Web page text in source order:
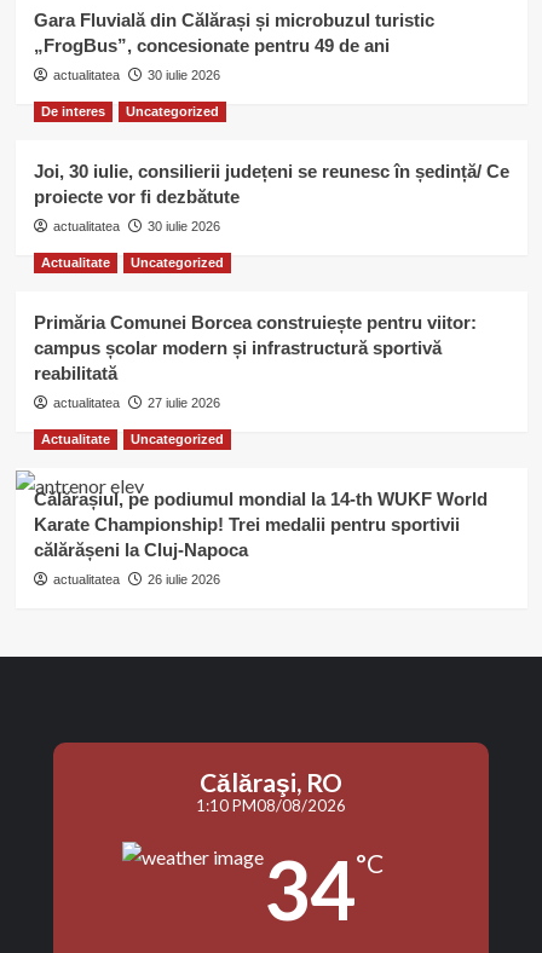
Gara Fluvială din Călărași și microbuzul turistic
„FrogBus”, concesionate pentru 49 de ani
actualitatea 30 iulie 2026
De interes Uncategorized
Joi, 30 iulie, consilierii județeni se reunesc în ședință/ Ce
proiecte vor fi dezbătute
actualitatea 30 iulie 2026
Actualitate Uncategorized
Primăria Comunei Borcea construiește pentru viitor:
campus școlar modern și infrastructură sportivă
reabilitată
actualitatea 27 iulie 2026
Actualitate Uncategorized
Călărașiul, pe podiumul mondial la 14-th WUKF World
Karate Championship! Trei medalii pentru sportivii
călărășeni la Cluj-Napoca
actualitatea 26 iulie 2026
Călăraşi, RO
1:10 PM08/08/2026
34°C